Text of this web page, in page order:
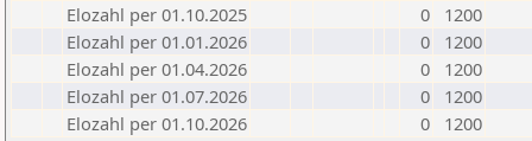
Elozahl per 01.10.2025
0
1200
Elozahl per 01.01.2026
0
1200
Elozahl per 01.04.2026
0
1200
Elozahl per 01.07.2026
0
1200
Elozahl per 01.10.2026
0 1200